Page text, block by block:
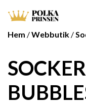
Hem /Webbutik /